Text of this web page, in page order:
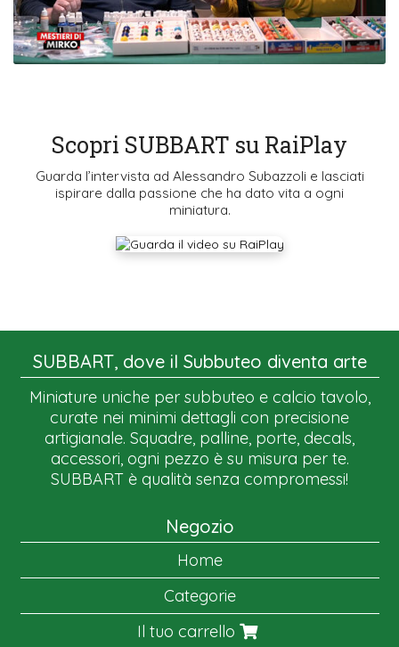
Scopri SUBBART su RaiPlay
Guarda l’intervista ad Alessandro Subazzoli e lasciati
ispirare dalla passione che ha dato vita a ogni
miniatura.
SUBBART, dove il Subbuteo diventa arte
Miniature uniche per subbuteo e calcio tavolo,
curate nei minimi dettagli con precisione
artigianale. Squadre, palline, porte, decals,
accessori, ogni pezzo è su misura per te.
SUBBART è qualità senza compromessi!
Negozio
Home
Categorie
Il tuo carrello